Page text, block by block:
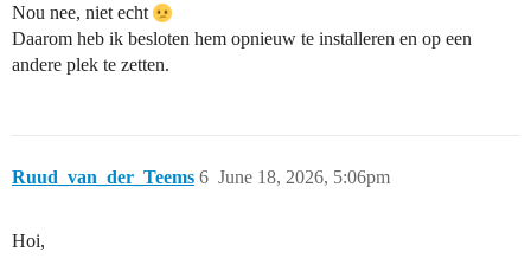
Nou nee, niet echt
Daarom heb ik besloten hem opnieuw te installeren en op een
andere plek te zetten.
Ruud_van_der_Teems June 18, 2026, 5:06pm
6
Hoi,